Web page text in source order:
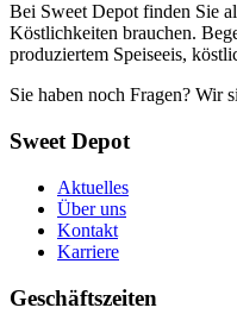
Bei Sweet Depot finden Sie
Köstlichkeiten brauchen.
produziertem Speiseeis,
Sie haben noch Fragen? Wir
Sweet Depot
Aktuelles
Über uns
Kontakt
Karriere
Geschäftszeiten